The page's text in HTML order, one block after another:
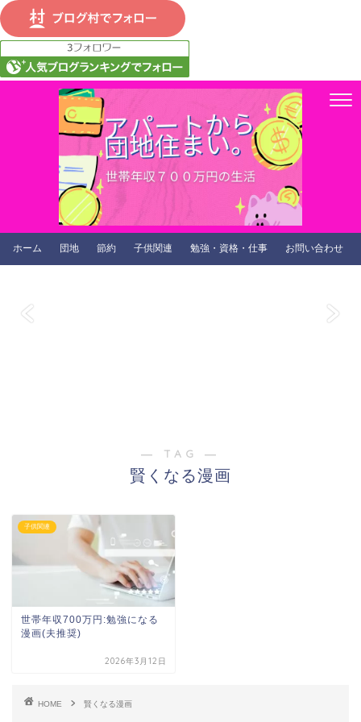
ホーム 団地 節約 子供関連 勉強・資格・仕事 お問い合わせ
― TAG ―
賢くなる漫画
子供関連
世帯年収700万円:勉強になる
漫画(夫推奨)
2026年3月12日
HOME 賢くなる漫画